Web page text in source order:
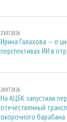
23.07.2026
Ирина Галахова — о
перспективах ИИ в
20.07.2026
На АЦБК запустили
отечественный
окорочного барабана